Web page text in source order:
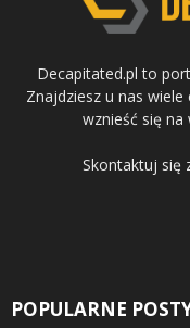
Decapitated.pl to
Znajdziesz u nas
wznieść się na
Skontaktuj się
POPULARNE